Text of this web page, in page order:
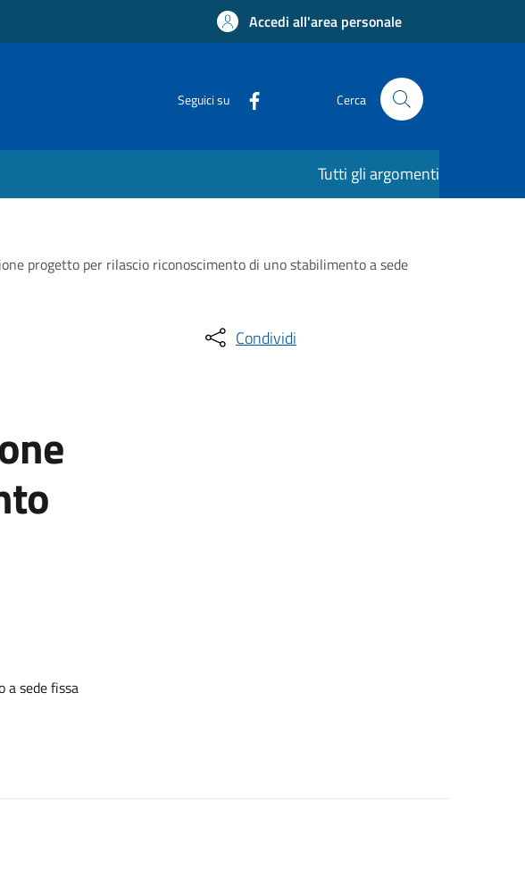
Accedi all'area personale
Seguici su Cerca
Tutti gli argomenti
progetto per rilascio riconoscimento di uno stabilimento a sede
a sede fissa
Condividi